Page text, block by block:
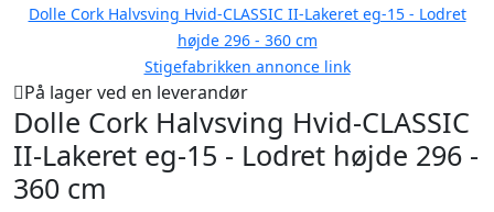
Dolle Cork Halvsving Hvid-CLASSIC II-Lakeret eg-15 - Lodret
højde 296 - 360 cm
Stigefabrikken annonce link
På lager ved en leverandør
Dolle Cork Halvsving Hvid-CLASSIC
II-Lakeret eg-15 - Lodret højde 296 -
360 cm